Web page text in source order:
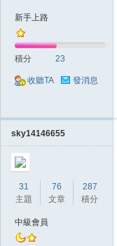
新手上路
積分 23
收聽TA 發消息
sky14146655
31
主題
76
文章
287
積分
中級會員